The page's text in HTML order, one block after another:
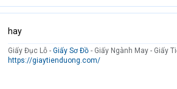
hay
Giấy Đục Lỗ - Giấy Sơ Đồ - Giấy Ngành May - Giấy
https://giaytienduong.com/